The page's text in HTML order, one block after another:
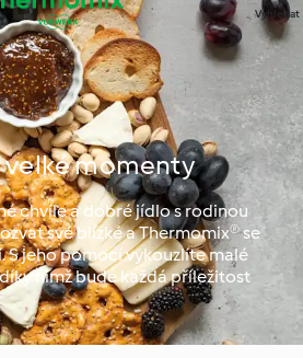
Vyhledat
velké momenty
chvíle a dobré jídlo s rodinou
své blízké a Thermomix® se
S jeho pomocí vykouzlíte malé
nimž bude každá příležitost